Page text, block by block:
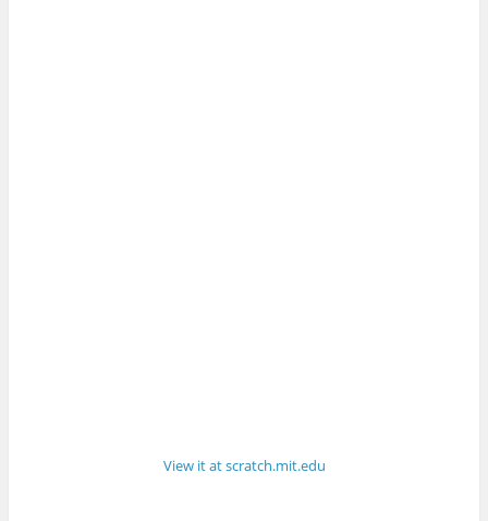
View it at scratch.mit.edu